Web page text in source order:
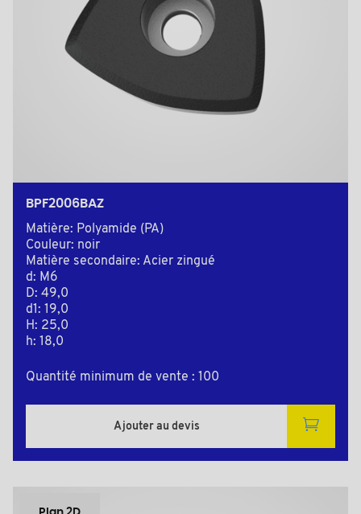
BPF2006BAZ
Matière: Polyamide (PA)
Couleur: noir
Matière secondaire: Acier zingué
d: M6
D: 49,0
d1: 19,0
H: 25,0
h: 18,0
Quantité minimum de vente : 100
Ajouter au devis